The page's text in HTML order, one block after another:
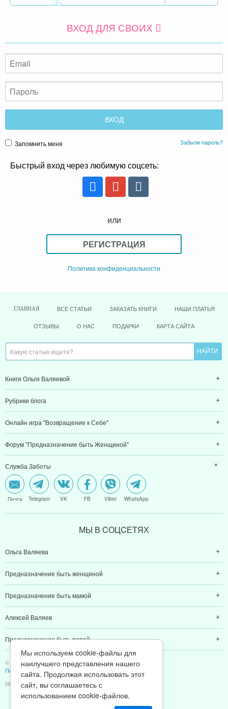
ВХОД ДЛЯ СВОИХ
Запомнить меня Забыли пароль?
Быстрый вход через любимую соцсеть:
или
РЕГИСТРАЦИЯ
Политика конфиденциальности
ГЛАВНАЯ ВСЕ СТАТЬИ ЗАКАЗАТЬ КНИГИ НАШИ ПЛАТЬЯ
ОТЗЫВЫ О НАС ПОДАРКИ КАРТА САЙТА
Книги Ольги Валяевой
Рубрики блога
Онлайн игра "Возвращение к Себе"
Форум "Предназначение быть Женщиной"
Служба Заботы
Почта Telegram VK FB Viber WhatsApp
МЫ В CОЦCЕТЯХ
Ольга Валяева
Предназначение быть женщиной
Предназначение быть мамой
Алексей Валяев
Предназначение быть папой
© 2011-2026 Предназначение быть Женщиной
Политика конфиденциальности
ИП Валяев А. В. | ИНН 380111808709
Мы используем cookie-файлы для
наилучшего представления нашего
сайта. Продолжая использовать этот
сайт, вы соглашаетесь с
использованием cookie-файлов.